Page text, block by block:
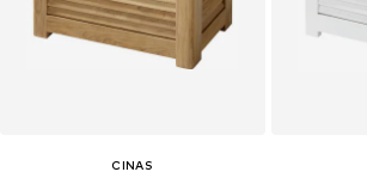
CINAS